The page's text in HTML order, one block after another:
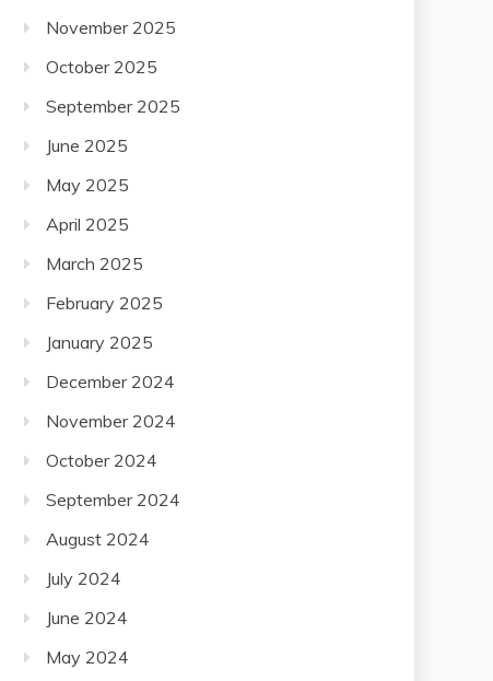
November 2025
October 2025
September 2025
June 2025
May 2025
April 2025
March 2025
February 2025
January 2025
December 2024
November 2024
October 2024
September 2024
August 2024
July 2024
June 2024
May 2024